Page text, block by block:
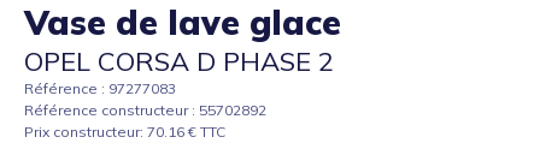
Vase de lave glace
OPEL CORSA D PHASE 2
Référence : 97277083
Référence constructeur : 55702892
Prix constructeur: 70.16 € TTC